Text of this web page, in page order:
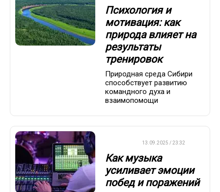
Психология и
мотивация: как
природа влияет на
результаты
тренировок
Природная среда Сибири
способствует развитию
командного духа и
взаимопомощи
13.09.2025 / 23:32
Как музыка
усиливает эмоции
побед и поражений